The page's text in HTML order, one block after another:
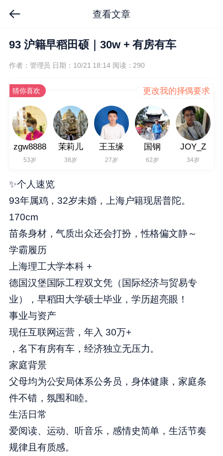
查看文章
93 沪籍早稻田硕｜30w + 有房有车
作者：管理员 日期：10/21 18:14 阅读：290
猜你喜欢 更改我的择偶要求
zgw8888
53岁
茉莉儿
38岁
王玉缘
27岁
国钢
62岁
JOY_Z
34岁
✨个人速览
93年属鸡，32岁未婚，上海户籍现居普陀。
170cm
苗条身材，气质出众还会打扮，性格偏文静～
学霸履历
上海理工大学本科 +
德国汉堡国际工程双文凭（国际经济与贸易专
业），早稻田大学硕士毕业，学历超亮眼！
事业与资产
现任互联网运营，年入 30万+
，名下有房有车，经济独立无压力。
家庭背景
父母均为公安局体系公务员，身体健康，家庭条
件不错，氛围和睦。
生活日常
爱阅读、运动、听音乐，感情史简单，生活节奏
规律且有质感。